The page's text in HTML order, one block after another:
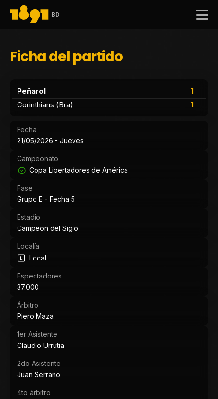
BD
Ficha del partido
Peñarol
1
1
Corinthians (Bra)
Fecha
21/05/2026 - Jueves
Campeonato
Copa Libertadores de América
Fase
Grupo E - Fecha 5
Estadio
Campeón del Siglo
Localía
Local
Espectadores
37.000
Árbitro
Piero Maza
1er Asistente
Claudio Urrutia
2do Asistente
Juan Serrano
4to árbitro